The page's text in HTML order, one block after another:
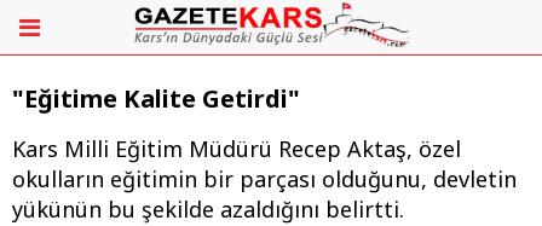
"Eğitime Kalite Getirdi"
Kars Milli Eğitim Müdürü Recep Aktaş, özel
okulların eğitimin bir parçası olduğunu, devletin
yükünün bu şekilde azaldığını belirtti.